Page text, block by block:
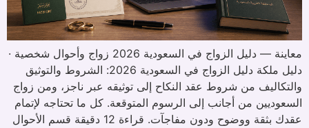
معاينة — دليل الزواج في السعودية 2026 زواج وأحوال شخصية ·
دليل ملكة دليل الزواج في السعودية 2026: الشروط والتوثيق
والتكاليف من شروط عقد النكاح إلى توثيقه عبر ناجز، ومن زواج
السعوديين من أجانب إلى الرسوم المتوقعة. كل ما تحتاجه لإتمام
عقدك بثقة ووضوح ودون مفاجآت. قراءة 12 دقيقة قسم الأحوال